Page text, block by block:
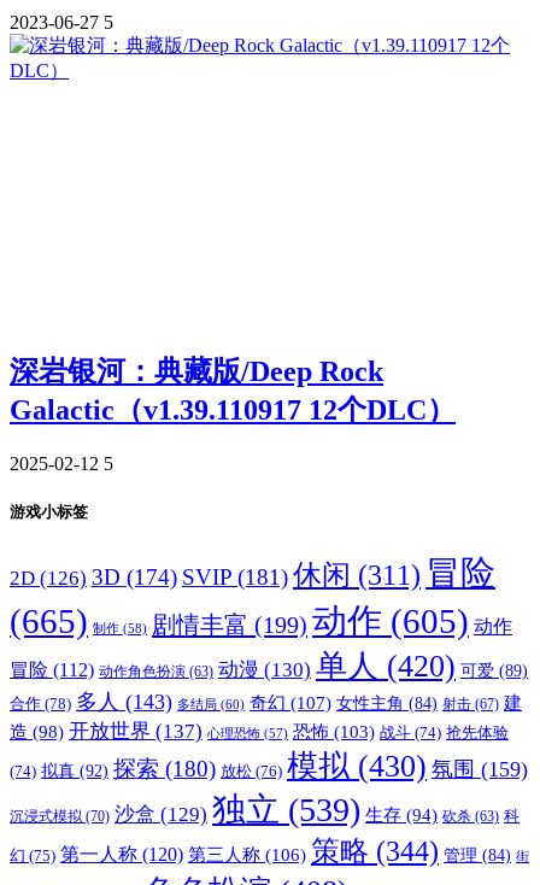
2023-06-27 5
深岩银河：典藏版/Deep Rock
Galactic（v1.39.110917 12个DLC）
2025-02-12 5
游戏小标签
2D (126) 3D (174) SVIP (181)休闲 (311) 冒险
(665) 制作 (58) 剧情丰富 (199) 动作 (605) 动作
冒险 (112) 动作角色扮演 (63) 动漫 (130) 单人 (420) 可爱 (89)
合作 (78) 多人 (143) 多结局 (60) 奇幻 (107) 女性主角 (84) 射击 (67) 建
造 (98) 开放世界 (137) 心理恐怖 (57) 恐怖 (103) 战斗 (74) 抢先体验
(74) 拟真 (92) 探索 (180) 放松 (76) 模拟 (430) 氛围 (159)
沉浸式模拟 (70) 沙盒 (129) 独立 (539) 生存 (94) 砍杀 (63) 科
幻 (75) 第一人称 (120) 第三人称 (106) 策略 (344) 管理 (84) 街